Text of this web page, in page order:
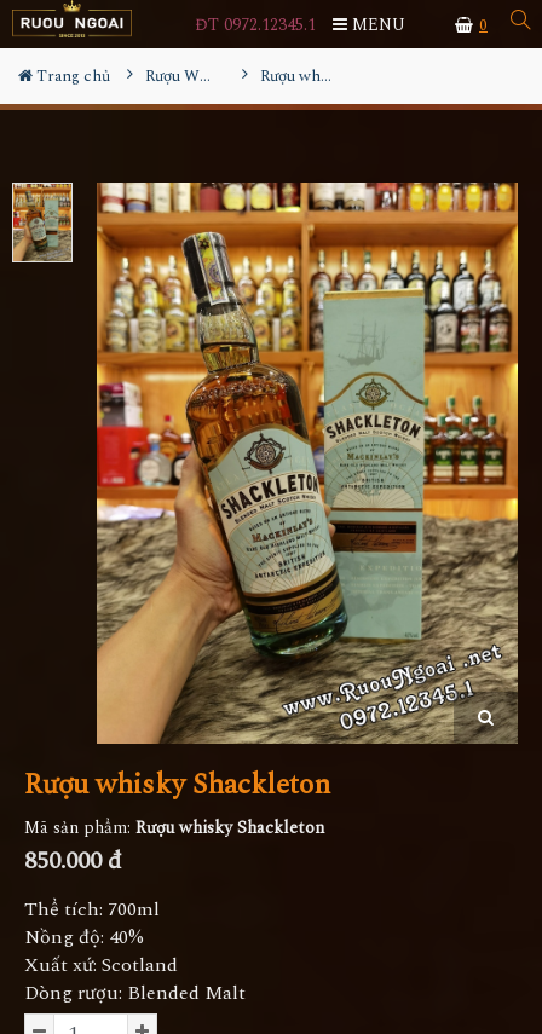
0
ĐT 0972.12345.1 MENU
Trang chủ Rượu Whisky Rượu whisky Shackleton
Rượu whisky Shackleton
Mã sản phẩm: Rượu whisky Shackleton
850.000 đ
Thể tích: 700ml
Nồng độ: 40%
Xuất xứ: Scotland
Dòng rượu: Blended Malt